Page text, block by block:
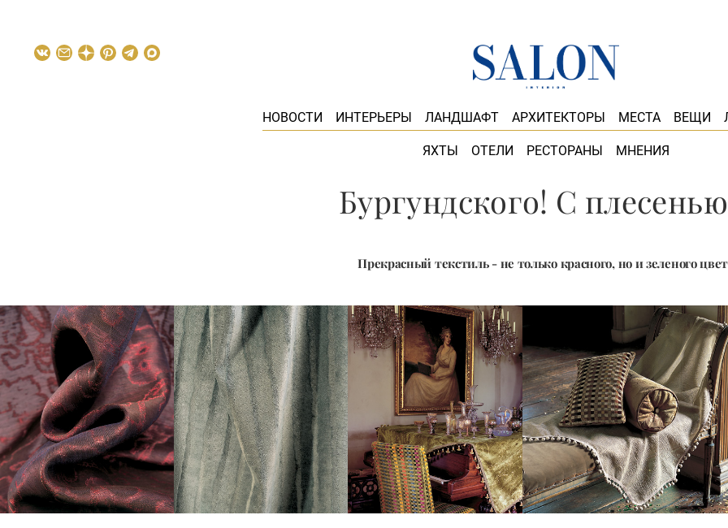
НОВОСТИ ИНТЕРЬЕРЫ ЛАНДШАФТ АРХИТЕКТОРЫ МЕСТА ВЕЩИ
ЯХТЫ ОТЕЛИ РЕСТОРАНЫ МНЕНИЯ
Бургундского! С
Прекрасный текстиль - не только красного, но и зеленого